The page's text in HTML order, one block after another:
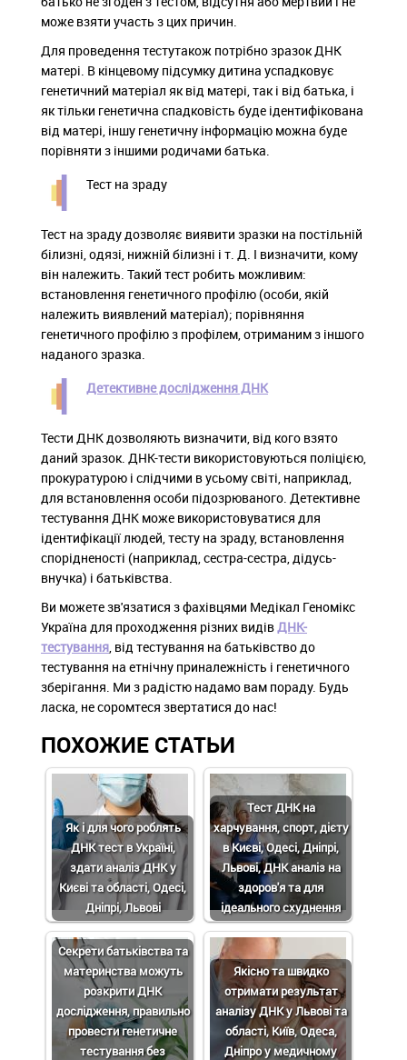
може взяти участь з цих причин.
Для проведення тестутакож потрібно зразок ДНК
матері. В кінцевому підсумку дитина успадковує
генетичний матеріал як від матері, так і від батька, і
як тільки генетична спадковість буде ідентифікована
від матері, іншу генетичну інформацію можна буде
порівняти з іншими родичами батька.
Тест на зраду
Тест на зраду дозволяє виявити зразки на постільній
білизні, одязі, нижній білизні і т. Д. І визначити, кому
він належить. Такий тест робить можливим:
встановлення генетичного профілю (особи, якій
належить виявлений матеріал); порівняння
генетичного профілю з профілем, отриманим з іншого
наданого зразка.
Детективне дослідження ДНК
Тести ДНК дозволяють визначити, від кого взято
даний зразок. ДНК-тести використовуються поліцією,
прокуратурою і слідчими в усьому світі, наприклад,
для встановлення особи підозрюваного. Детективне
тестування ДНК може використовуватися для
ідентифікації людей, тесту на зраду, встановлення
спорідненості (наприклад, сестра-сестра, дідусь-
внучка) і батьківства.
Ви можете зв'язатися з фахівцями Медікал Геномікс
Україна для проходження різних видівДНК-
тестування , від тестування на батьківство до
тестування на етнічну приналежність і генетичного
зберігання. Ми з радістю надамо вам пораду. Будь
ласка, не соромтеся звертатися до нас!
ПОХОЖИЕ СТАТЬИ
Як і для чого роблять
ДНК тест в Україні,
здати аналіз ДНК у
Києві та області, Одесі,
Дніпрі, Львові
Тест ДНК на
харчування, спорт, дієту
в Києві, Одесі, Дніпрі,
Львові, ДНК аналіз на
здоров'я та для
ідеального схуднення
Секрети батьківства та
материнства можуть
розкрити ДНК
дослідження, правильно
провести генетичне
тестування без
Якісно та швидко
отримати результат
аналізу ДНК у Львові та
області, Київ, Одеса,
Дніпро у медичному